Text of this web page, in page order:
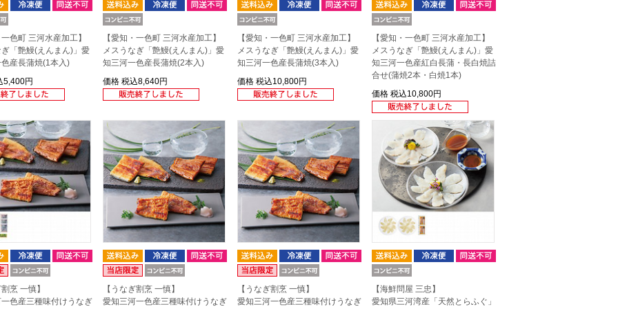
色町 三河水産加工】
「艶鰻(えんまん)」愛
産長蒲焼(1本入)
5,400円
【愛知・一色町 三河水産加工】
メスうなぎ「艶鰻(えんまん)」愛
知三河一色産長蒲焼(2本入)
価格 税込8,640円
【愛知・一色町 三河水産加工】
メスうなぎ「艶鰻(えんまん)」愛
知三河一色産長蒲焼(3本入)
価格 税込10,800円
【愛知・一色町 三河水産加工】
メスうなぎ「艶鰻(えんまん)」愛
知三河一色産紅白長蒲・長白焼詰
合せ(蒲焼2本・白焼1本)
価格 税込10,800円
烹 一慎】
色産三種味付けうなぎ
【うなぎ割烹 一慎】
愛知三河一色産三種味付けうなぎ
【うなぎ割烹 一慎】
愛知三河一色産三種味付けうなぎ
【海鮮問屋 三忠】
愛知県三河湾産「天然とらふぐ」